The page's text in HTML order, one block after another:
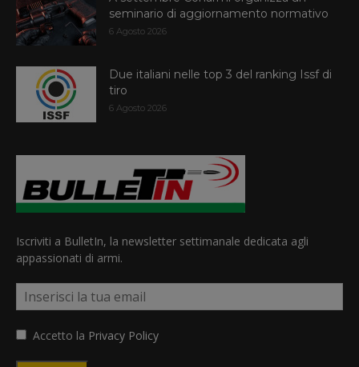
seminario di aggiornamento normativo
6 Agosto 2026
Due italiani nelle top 3 del ranking Issf di
tiro
6 Agosto 2026
Iscriviti a BulletIn, la newsletter settimanale dedicata agli
appassionati di armi.
Accetto la Privacy Policy